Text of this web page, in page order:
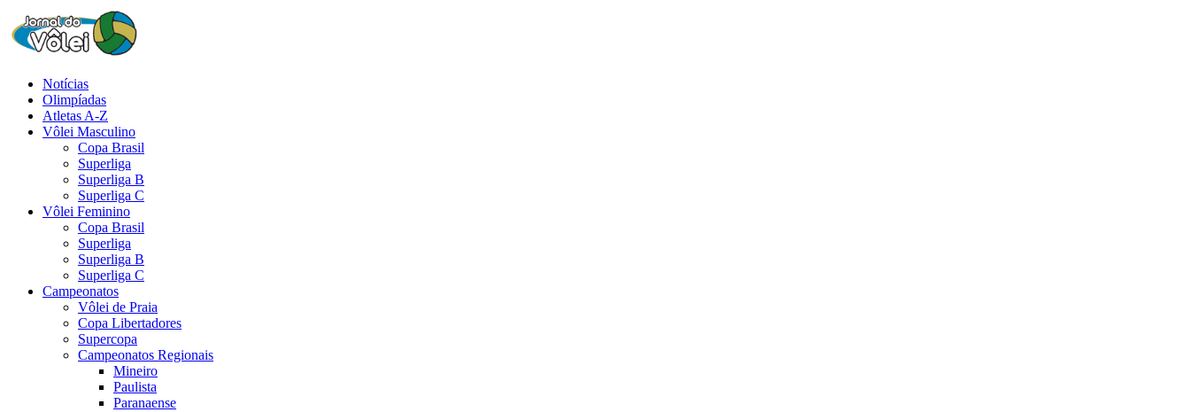
Notícias
Olimpíadas
Atletas A-Z
Vôlei Masculino
Copa Brasil
Superliga
Superliga B
Superliga C
Vôlei Feminino
Copa Brasil
Superliga
Superliga B
Superliga C
Campeonatos
Vôlei de Praia
Copa Libertadores
Supercopa
Campeonatos Regionais
Mineiro
Paulista
Paranaense